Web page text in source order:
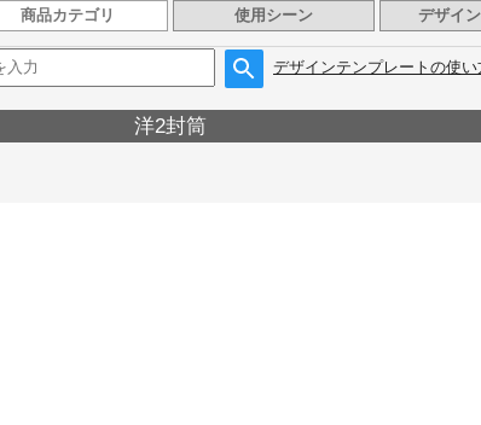
商品カテゴリ 使用シーン デザイ
デザインテンプレートの使
洋2封筒